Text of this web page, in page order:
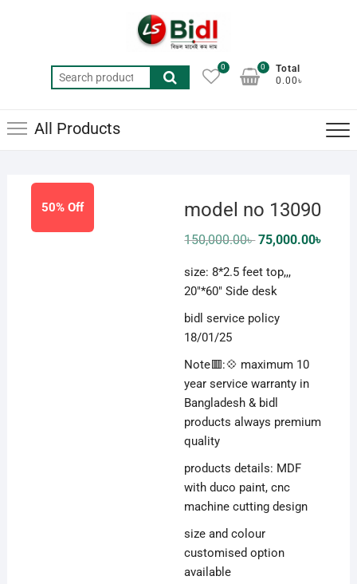
Search
for:
0
Total
0.00৳
0
All Products
50% Off model no 13090
150,000.00৳Original
price
150,000.00৳ .
75,000.00৳
size: 8*2.5 feet top,,,
20″*60″ Side desk
bidl service policy
18/01/25
Note🟥:💠 maximum 10
year service warranty in
Bangladesh & bidl
products always premium
quality
products details: MDF
with duco paint, cnc
machine cutting design
size and colour
customised option
available